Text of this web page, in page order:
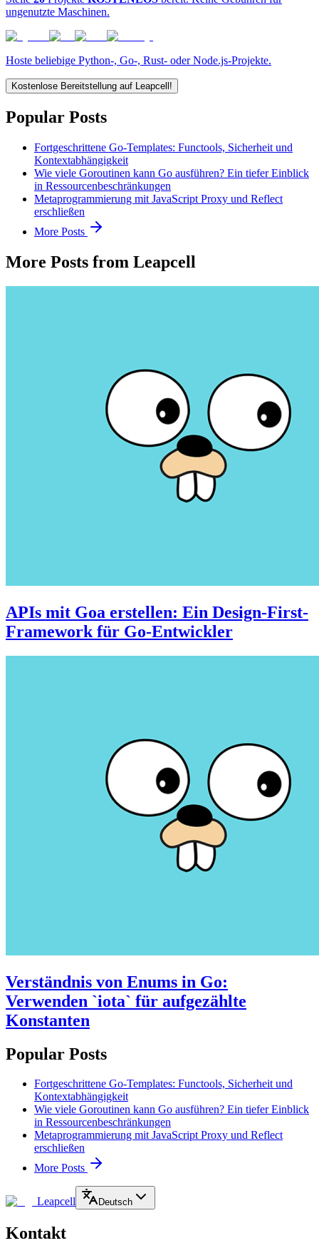
ungenutzte Maschinen.
Hoste beliebige Python-, Go-, Rust- oder Node.js-Projekte.
Kostenlose Bereitstellung auf Leapcell!
Popular Posts
Fortgeschrittene Go-Templates: Functools, Sicherheit und
Kontextabhängigkeit
Wie viele Goroutinen kann Go ausführen? Ein tiefer Einblick
in Ressourcenbeschränkungen
Metaprogrammierung mit JavaScript Proxy und Reflect
erschließen
More Posts
More Posts from Leapcell
APIs mit Goa erstellen: Ein Design-First-
Framework für Go-Entwickler
Verständnis von Enums in Go:
Verwenden `iota` für aufgezählte
Konstanten
Popular Posts
Fortgeschrittene Go-Templates: Functools, Sicherheit und
Kontextabhängigkeit
Wie viele Goroutinen kann Go ausführen? Ein tiefer Einblick
in Ressourcenbeschränkungen
Metaprogrammierung mit JavaScript Proxy und Reflect
erschließen
More Posts
Leapcell Deutsch
Kontakt